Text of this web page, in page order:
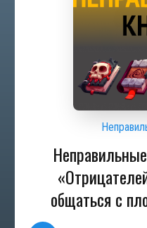
общаться с